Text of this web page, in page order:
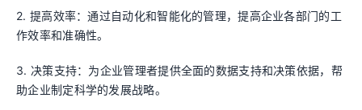
2. 提高效率：通过自动化和智能化的管理，提高企业各部门的工
作效率和准确性。
3. 决策支持：为企业管理者提供全面的数据支持和决策依据，帮
助企业制定科学的发展战略。